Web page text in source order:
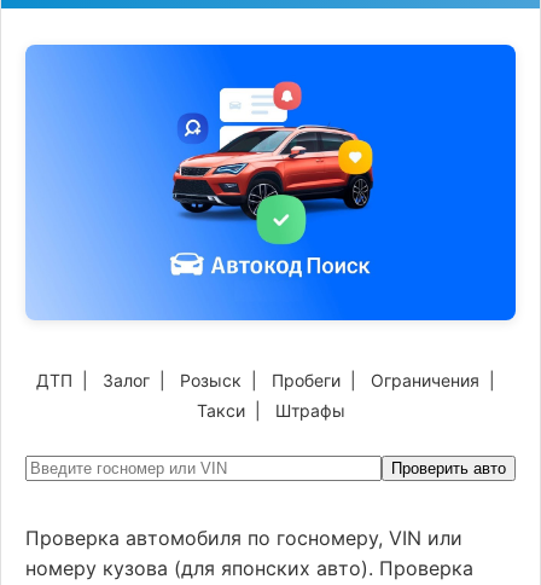
ДТП Залог Розыск Пробеги Ограничения
Такси| Штрафы
Проверить авто
Проверка автомобиля по госномеру, VIN или
номеру кузова (для японских авто). Проверка